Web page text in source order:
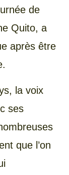
de
Quito, a
après être
la voix
ses
que l’on